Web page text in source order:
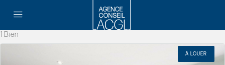
1 Bien
À LOUER